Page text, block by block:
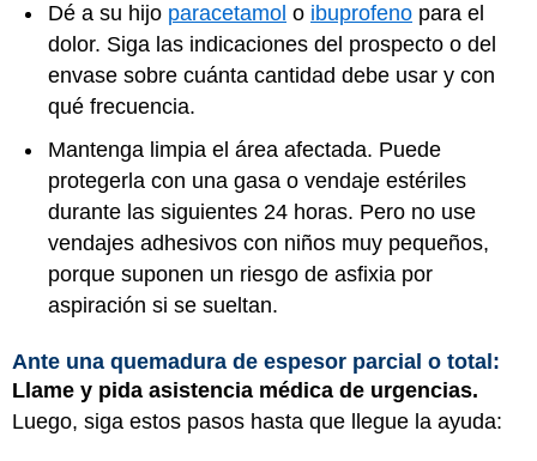
Dé a su hijo paracetamol o ibuprofeno para el
dolor. Siga las indicaciones del prospecto o del
envase sobre cuánta cantidad debe usar y con
qué frecuencia.
Mantenga limpia el área afectada. Puede
protegerla con una gasa o vendaje estériles
durante las siguientes 24 horas. Pero no use
vendajes adhesivos con niños muy pequeños,
porque suponen un riesgo de asfixia por
aspiración si se sueltan.
Ante una quemadura de espesor parcial o total:
Llame y pida asistencia médica de urgencias.
Luego, siga estos pasos hasta que llegue la ayuda: